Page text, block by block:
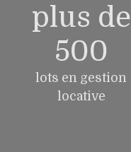
plus de
500
lots en gestion
locative